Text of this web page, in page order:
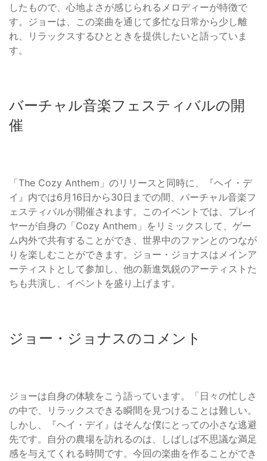
したもので、心地よさが感じられるメロディーが特徴で
す。ジョーは、この楽曲を通じて多忙な日常から少し離
れ、リラックスするひとときを提供したいと語っていま
す。
バーチャル音楽フェスティバルの開
催
「The Cozy Anthem」のリリースと同時に、『ヘイ・デ
イ』内では6月16日から30日までの間、バーチャル音楽フ
ェスティバルが開催されます。このイベントでは、プレイ
ヤーが自身の「Cozy Anthem」をリミックスして、ゲー
ム内外で共有することができ、世界中のファンとのつなが
りを楽しむことができます。ジョー・ジョナスはメインア
ーティストとして参加し、他の新進気鋭のアーティストた
ちも共演し、イベントを盛り上げます。
ジョー・ジョナスのコメント
ジョーは自身の体験をこう語っています。「日々の忙しさ
の中で、リラックスできる瞬間を見つけることは難しい。
しかし、『ヘイ・デイ』はそんな僕にとっての小さな逃避
先です。自分の農場を訪れるのは、しばしば不思議な満足
感を与えてくれる時間です。今回の楽曲を作ることができ